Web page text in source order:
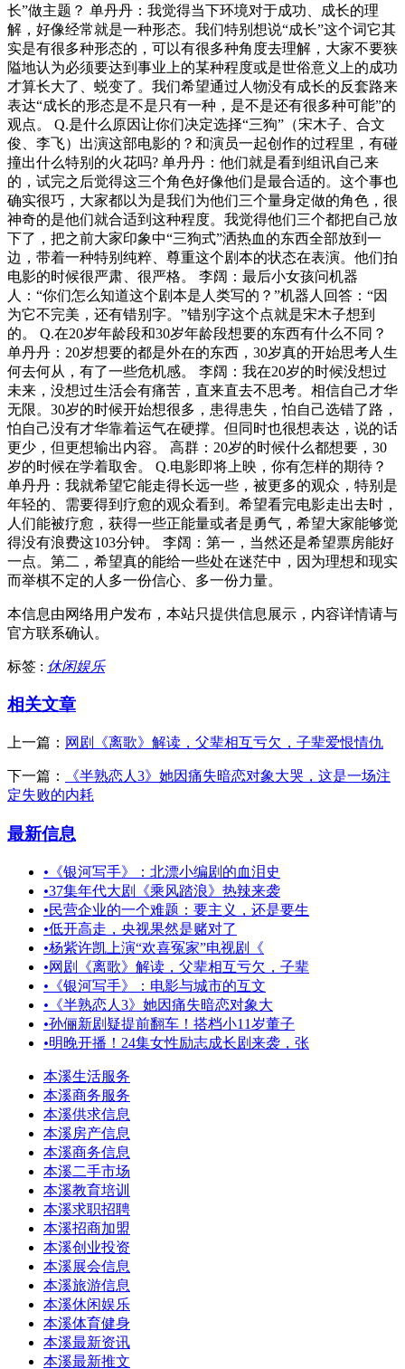
长”做主题？ 单丹丹：我觉得当下环境对于成功、成长的理
解，好像经常就是一种形态。我们特别想说“成长”这个词它其
实是有很多种形态的，可以有很多种角度去理解，大家不要狭
隘地认为必须要达到事业上的某种程度或是世俗意义上的成功
才算长大了、蜕变了。我们希望通过人物没有成长的反套路来
表达“成长的形态是不是只有一种，是不是还有很多种可能”的
观点。 Q.是什么原因让你们决定选择“三狗”（宋木子、合文
俊、李飞）出演这部电影的？和演员一起创作的过程里，有碰
撞出什么特别的火花吗? 单丹丹：他们就是看到组讯自己来
的，试完之后觉得这三个角色好像他们是最合适的。这个事也
确实很巧，大家都以为是我们为他们三个量身定做的角色，很
神奇的是他们就合适到这种程度。我觉得他们三个都把自己放
下了，把之前大家印象中“三狗式”洒热血的东西全部放到一
边，带着一种特别纯粹、尊重这个剧本的状态在表演。他们拍
电影的时候很严肃、很严格。 李阔：最后小女孩问机器
人：“你们怎么知道这个剧本是人类写的？”机器人回答：“因
为它不完美，还有错别字。”错别字这个点就是宋木子想到
的。 Q.在20岁年龄段和30岁年龄段想要的东西有什么不同？
单丹丹：20岁想要的都是外在的东西，30岁真的开始思考人生
何去何从，有了一些危机感。 李阔：我在20岁的时候没想过
未来，没想过生活会有痛苦，直来直去不思考。相信自己才华
无限。30岁的时候开始想很多，患得患失，怕自己选错了路，
怕自己没有才华靠着运气在硬撑。但同时也很想表达，说的话
更少，但更想输出内容。 高群：20岁的时候什么都想要，30
岁的时候在学着取舍。 Q.电影即将上映，你有怎样的期待？
单丹丹：我就希望它能走得长远一些，被更多的观众，特别是
年轻的、需要得到疗愈的观众看到。希望看完电影走出去时，
人们能被疗愈，获得一些正能量或者是勇气，希望大家能够觉
得没有浪费这103分钟。 李阔：第一，当然还是希望票房能好
一点。第二，希望真的能给一些处在迷茫中，因为理想和现实
而举棋不定的人多一份信心、多一份力量。
本信息由网络用户发布， 本站只提供信息展示，内容详情请与
官方联系确认。
标签 : 休闲娱乐
相关文章
上一篇： 网剧《离歌》解读，父辈相互亏欠，子辈爱恨情仇
下一篇：
《半熟恋人3》她因痛失暗恋对象大哭，这是一场注
定失败的内耗
最新信息
• 《银河写手》：北漂小编剧的血泪史
•37集年代大剧《乘风踏浪》热辣来袭
•民营企业的一个难题：要主义，还是要生
•低开高走，央视果然是赌对了
•杨紫许凯上演“欢喜冤家”电视剧《
•网剧《离歌》解读，父辈相互亏欠，子辈
• 《银河写手》：电影与城市的互文
• 《半熟恋人3》她因痛失暗恋对象大
•孙俪新剧疑提前翻车！搭档小11岁董子
•明晚开播！24集女性励志成长剧来袭，张
本溪生活服务
本溪商务服务
本溪供求信息
本溪房产信息
本溪商务信息
本溪二手市场
本溪教育培训
本溪求职招聘
本溪招商加盟
本溪创业投资
本溪展会信息
本溪旅游信息
本溪休闲娱乐
本溪体育健身
本溪最新资讯
本溪最新推文